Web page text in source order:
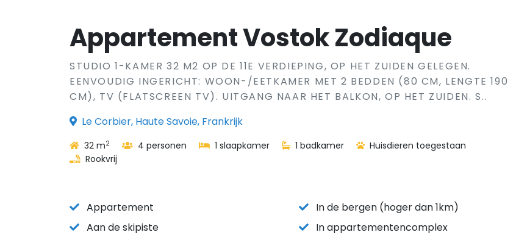
Appartement Vostok Zodiaque
STUDIO 1-KAMER 32 M2 OP DE 11E VERDIEPING, OP HET ZUIDEN GELEGEN.
EENVOUDIG INGERICHT: WOON-/EETKAMER MET 2 BEDDEN (80 CM, LENGTE 190
CM), TV (FLATSCREEN TV). UITGANG NAAR HET BALKON, OP HET ZUIDEN. S..
Le Corbier, Haute Savoie, Frankrijk
32 m2 4 personen 1 slaapkamer 1 badkamer
Huisdieren toegestaan
Rookvrij
Appartement
In de bergen (hoger dan 1km)
Aan de skipiste
In appartementencomplex